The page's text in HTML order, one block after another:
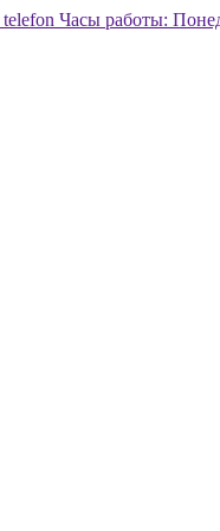
Часы работы: